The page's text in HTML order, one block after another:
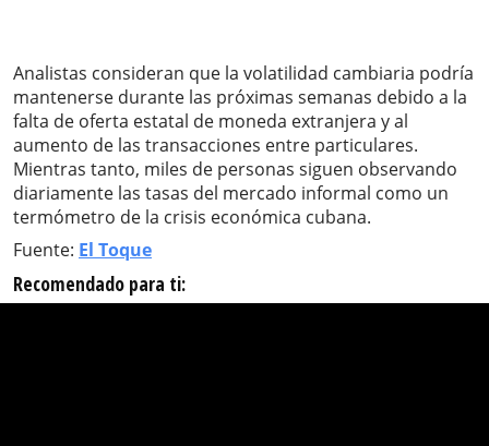
Analistas consideran que la volatilidad cambiaria podría
mantenerse durante las próximas semanas debido a la
falta de oferta estatal de moneda extranjera y al
aumento de las transacciones entre particulares.
Mientras tanto, miles de personas siguen observando
diariamente las tasas del mercado informal como un
termómetro de la crisis económica cubana.
Fuente: El Toque
Recomendado para ti: